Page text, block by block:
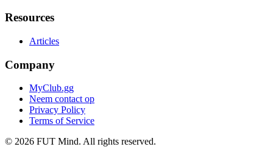
Resources
Articles
Company
MyClub.gg
Neem contact op
Privacy Policy
Terms of Service
© 2026 FUT Mind. All rights reserved.